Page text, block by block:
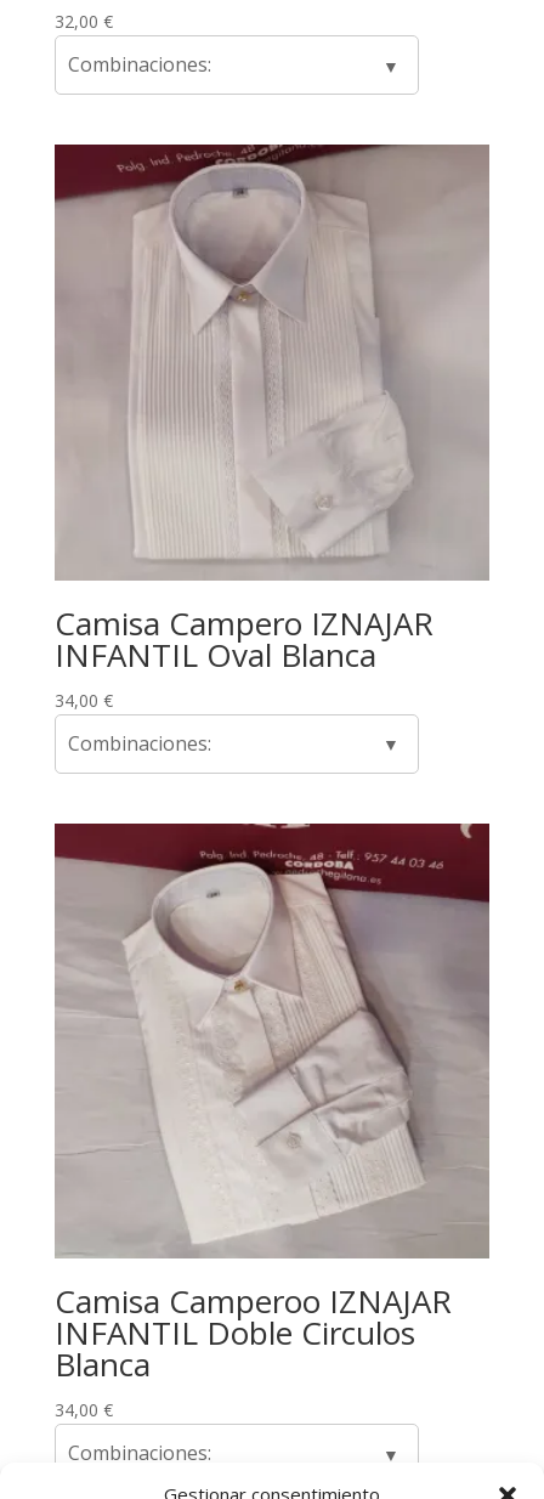
Gestionar consentimiento
32,00 €
Combinaciones:
Camisa Campero IZNAJAR
INFANTIL Oval Blanca
34,00 €
Combinaciones:
Camisa Camperoo IZNAJAR
INFANTIL Doble Circulos
Blanca
34,00 €
Combinaciones: